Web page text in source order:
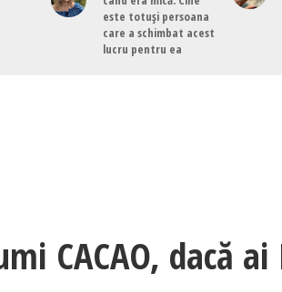
este totuși persoana
care a schimbat acest
lucru pentru ea
CACAO, dacă ai